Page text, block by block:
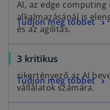
w
t
a
w
t
a
n
s
i
n
a
n
e
AI, az edge computing
alkalmazásánál is
és az agilitás.
Tudjon meg többet
o
p
e
n
i
3 kritikus
sikertényező az AI
vállalatok számára.
Tudjon meg többet